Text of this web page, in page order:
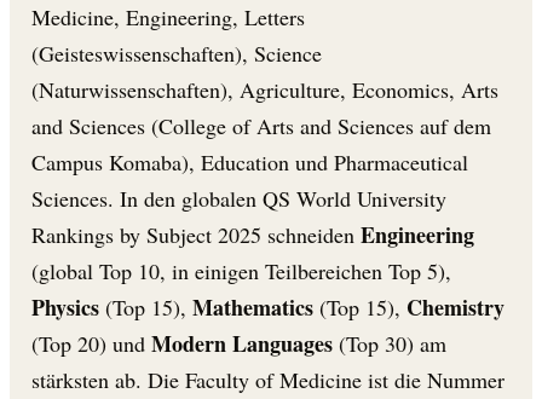
Medicine, Engineering, Letters
(Geisteswissenschaften), Science
(Naturwissenschaften), Agriculture, Economics, Arts
and Sciences (College of Arts and Sciences auf dem
Campus Komaba), Education und Pharmaceutical
Sciences. In den globalen QS World University
Rankings by Subject 2025 schneiden Engineering
(global Top 10, in einigen Teilbereichen Top 5),
Physics (Top 15), Mathematics (Top 15), Chemistry
(Top 20) und Modern Languages (Top 30) am
stärksten ab. Die Faculty of Medicine ist die Nummer